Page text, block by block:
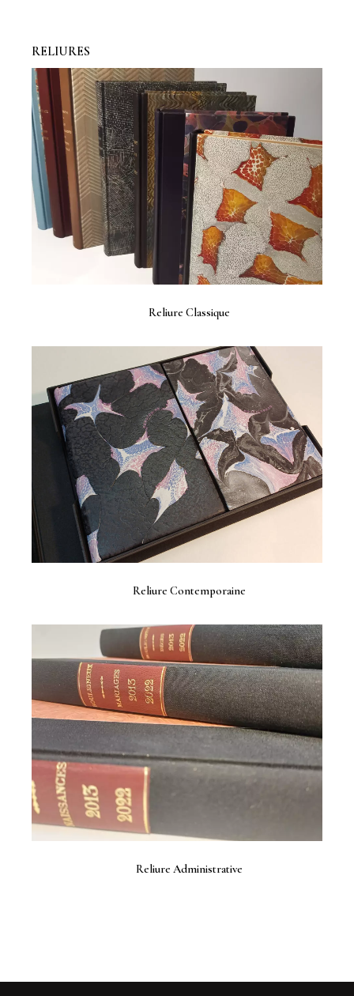
RELIURES
Reliure Classique
Reliure Contemporaine
Reliure Administrative